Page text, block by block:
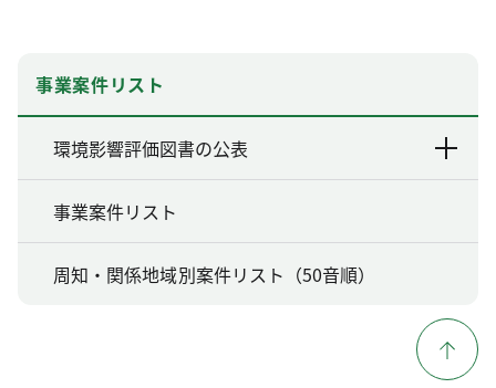
事業案件リスト
環境影響評価図書の公表
事業案件リスト
周知・関係地域別案件リスト（50音順）